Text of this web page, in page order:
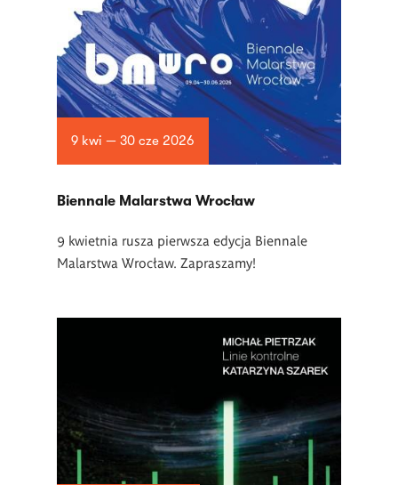
9 kwi — 30 cze 2026
Biennale Malarstwa Wrocław
9 kwietnia rusza pierwsza edycja Biennale
Malarstwa Wrocław. Zapraszamy!